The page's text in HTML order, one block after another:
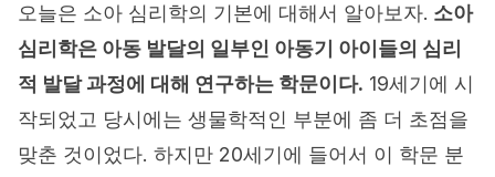
오늘은 소아 심리학의 기본에 대해서 알아보자. 소아
심리학은 아동 발달의 일부인 아동기 아이들의 심리
적 발달 과정에 대해 연구하는 학문이다. 19세기에 시
작되었고 당시에는 생물학적인 부분에 좀 더 초점을
맞춘 것이었다. 하지만 20세기에 들어서 이 학문 분